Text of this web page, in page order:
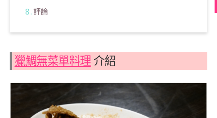
評論
獵鯛無菜單料理 介紹